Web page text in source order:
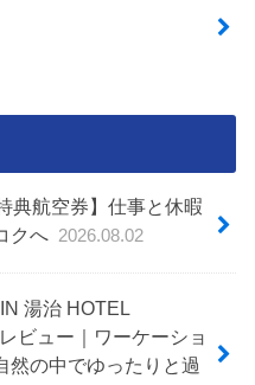
典航空券】仕事と休暇
クへ 2026.08.02
湯治 HOTEL
ビュー｜ワーケーショ
然の中でゆったりと過